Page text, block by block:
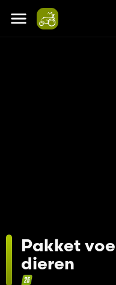
Pakket
dieren